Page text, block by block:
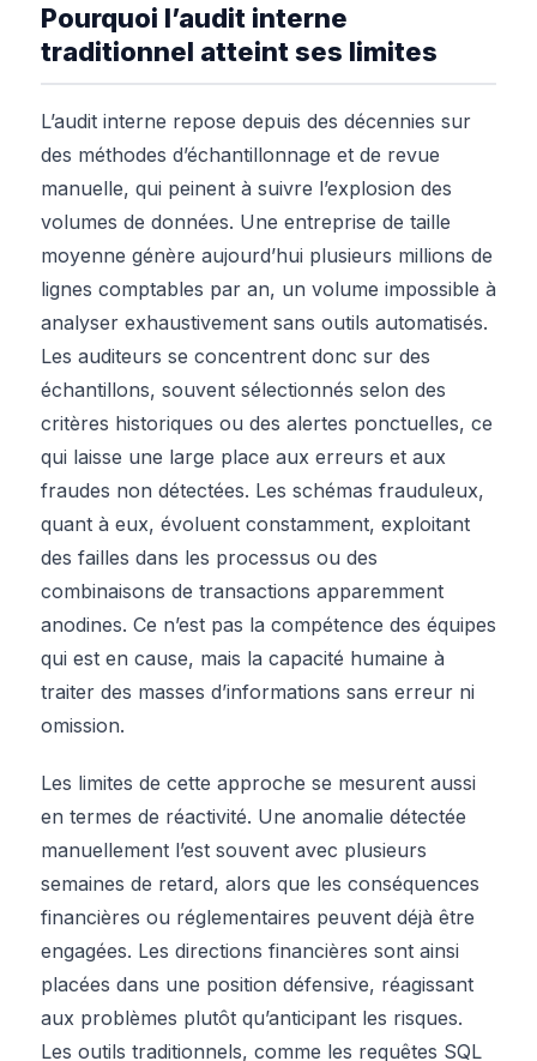
Pourquoi l’audit interne
traditionnel atteint ses limites
L’audit interne repose depuis des décennies sur
des méthodes d’échantillonnage et de revue
manuelle, qui peinent à suivre l’explosion des
volumes de données. Une entreprise de taille
moyenne génère aujourd’hui plusieurs millions de
lignes comptables par an, un volume impossible à
analyser exhaustivement sans outils automatisés.
Les auditeurs se concentrent donc sur des
échantillons, souvent sélectionnés selon des
critères historiques ou des alertes ponctuelles, ce
qui laisse une large place aux erreurs et aux
fraudes non détectées. Les schémas frauduleux,
quant à eux, évoluent constamment, exploitant
des failles dans les processus ou des
combinaisons de transactions apparemment
anodines. Ce n’est pas la compétence des équipes
qui est en cause, mais la capacité humaine à
traiter des masses d’informations sans erreur ni
omission.
Les limites de cette approche se mesurent aussi
en termes de réactivité. Une anomalie détectée
manuellement l’est souvent avec plusieurs
semaines de retard, alors que les conséquences
financières ou réglementaires peuvent déjà être
engagées. Les directions financières sont ainsi
placées dans une position défensive, réagissant
aux problèmes plutôt qu’anticipant les risques.
Les outils traditionnels, comme les requêtes SQL